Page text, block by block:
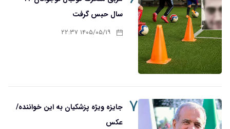
سال حبس گرفت
۱۴۰۵/۰۵/۱۹ ۲۲:۳۷
۷ جایزه ویژه پزشکیان به این خواننده/
عکس